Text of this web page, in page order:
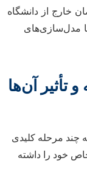
خارج از دانشگاه
مدل‌سازی‌های
تأثیر آن‌ها
چند مرحله کلیدی
خود را داشته